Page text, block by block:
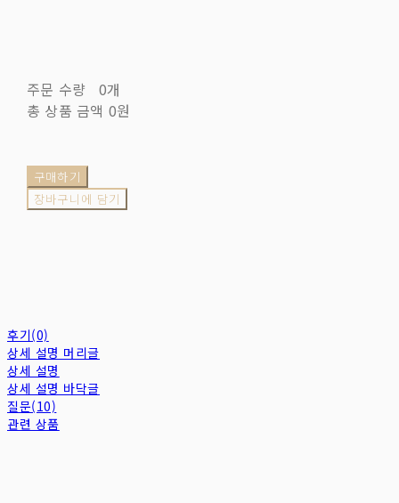
주문 수량
0개
총 상품 금액 0원
구매하기
장바구니에 담기
후기(0)
상세 설명 머리글
상세 설명
상세 설명 바닥글
질문(10)
관련 상품